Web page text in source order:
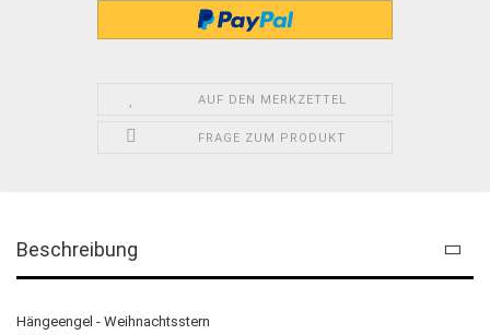
AUF DEN MERKZETTEL
FRAGE ZUM PRODUKT
Beschreibung
Hängeengel - Weihnachtsstern